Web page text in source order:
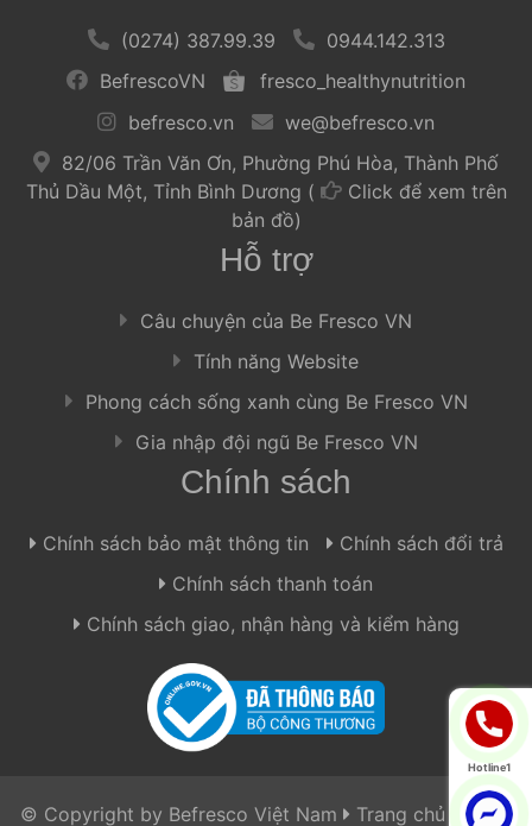
(0274) 387.99.39
0944.142.313
BefrescoVN
fresco_healthynutrition
befresco.vn
we@befresco.vn
82/06 Trần Văn Ơn, Phường Phú Hòa, Thành Phố
Thủ Dầu Một, Tỉnh Bình Dương (
Click để xem trên
bản đồ)
Hỗ trợ
Câu chuyện của Be Fresco VN
Tính năng Website
Phong cách sống xanh cùng Be Fresco VN
Gia nhập đội ngũ Be Fresco VN
Chính sách
Chính sách bảo mật thông tin
Chính sách đổi trả
Chính sách thanh toán
Chính sách giao, nhận hàng và kiểm hàng
© Copyright by Befresco Việt Nam Trang chủ Công
Hotline1